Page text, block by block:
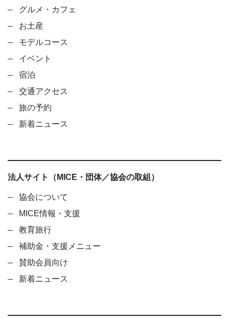
グルメ・カフェ
お土産
モデルコース
イベント
宿泊
交通アクセス
旅の予約
新着ニュース
法人サイト（MICE・団体／協会の取組）
協会について
MICE情報・支援
教育旅行
補助金・支援メニュー
賛助会員向け
新着ニュース